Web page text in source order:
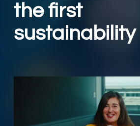
SERVICIOS
the first
sustainability